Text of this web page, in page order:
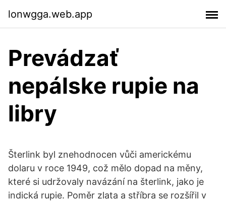
lonwgga.web.app
Prevádzať
nepálske rupie na
libry
Šterlink byl znehodnocen vůči americkému
dolaru v roce 1949, což mělo dopad na měny,
které si udržovaly navázání na šterlink, jako je
indická rupie. Poměr zlata a stříbra se rozšířil v